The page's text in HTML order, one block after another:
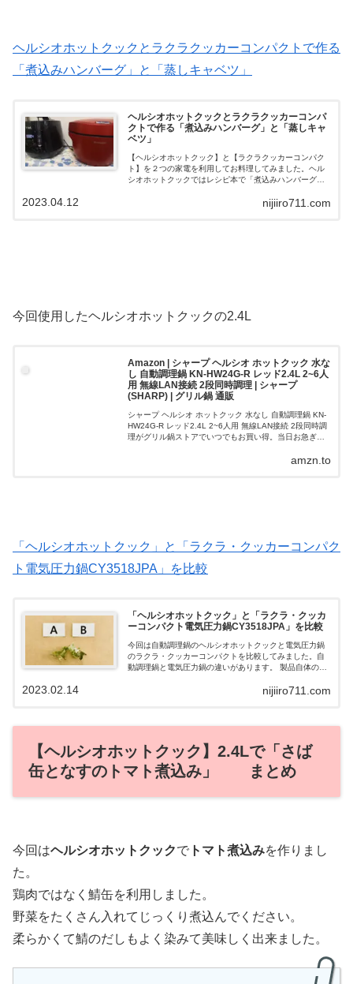
ヘルシオホットクックとラクラクッカーコンパクトで作る
「煮込みハンバーグ」と「蒸しキャベツ」
ヘルシオホットクックとラクラクッカーコンパ
クトで作る「煮込みハンバーグ」と「蒸しキャ
ベツ」
【ヘルシオホットクック】と【ラクラクッカーコンパク
ト】を２つの家電を利用してお料理してみました。ヘル
シオホットクックではレシピ本で「煮込みハンバーグ」
た。ヘルシオホットクックではキャベツを半分そのまま
nijiiro711.com
2023.04.12
今回使用したヘルシオホットクックの2.4L
Amazon | シャープ ヘルシオ ホットクック 水な
し 自動調理鍋 KN-HW24G-R レッド2.4L 2~6人
用 無線LAN接続 2段同時調理 | シャープ
(SHARP) | グリル鍋 通販
シャープ ヘルシオ ホットクック 水なし 自動調理鍋 KN-
HW24G-R レッド2.4L 2~6人用 無線LAN接続 2段同時調
理がグリル鍋ストアでいつでもお買い得。当日お急ぎ便
amzn.to
「ヘルシオホットクック」と「ラクラ・クッカーコンパク
ト電気圧力鍋CY3518JPA」を比較
「ヘルシオホットクック」と「ラクラ・クッカ
ーコンパクト電気圧力鍋CY3518JPA」を比較
今回は自動調理鍋のヘルシオホットクックと電気圧力鍋
のラクラ・クッカーコンパクトを比較してみました。自
動調理鍋と電気圧力鍋の違いがあります。 製品自体の特
nijiiro711.com
2023.02.14
【ヘルシオホットクック】2.4Lで「さば
缶となすのトマト煮込み」 まとめ
今回はヘルシオホットクックで トマト煮込みを作りまし
た。
鶏肉ではなく鯖缶を利用しました。
野菜をたくさん入れてじっくり煮込んでください。
柔らかくて鯖のだしもよく染みて美味しく出来ました。